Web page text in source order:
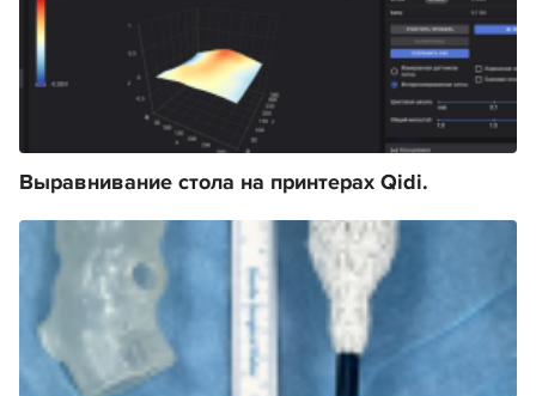
Выравнивание стола на принтерах Qidi.